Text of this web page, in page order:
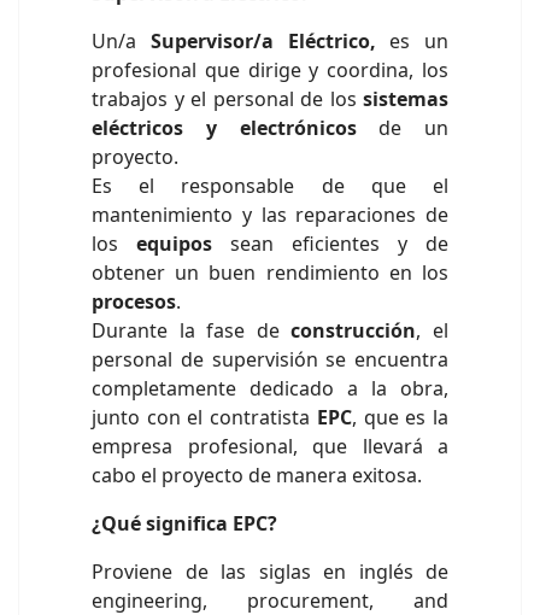
Un/a Supervisor/a Eléctrico, es un
profesional que dirige y coordina, los
trabajos y el personal de los sistemas
eléctricos y electrónicosde un
proyecto.
Es el responsable de que el
mantenimiento y las reparaciones de
los equipos sean eficientes y de
obtener un buen rendimiento en los
procesos.
Durante la fase deconstrucción, el
personal de supervisión se encuentra
completamente dedicado a la obra,
junto con el contratista EPC, que es la
empresa profesional, que llevará a
cabo el proyecto de manera exitosa.
¿Qué significa EPC?
Proviene de las siglas en inglés de
engineering, procurement, and